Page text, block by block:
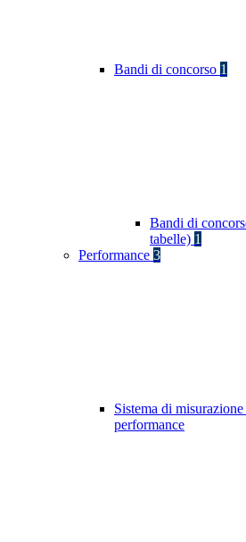
Bandi di concorso 1
Bandi di
tabelle) 1
Performance 3
Sistema di
performance